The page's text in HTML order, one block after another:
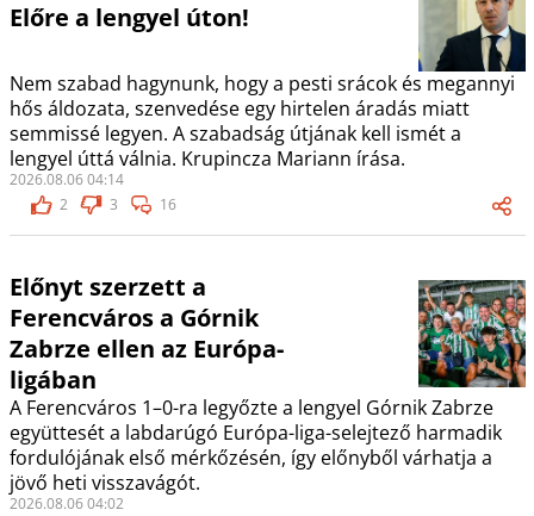
Előre a lengyel úton!
Nem szabad hagynunk, hogy a pesti srácok és megannyi
hős áldozata, szenvedése egy hirtelen áradás miatt
semmissé legyen. A szabadság útjának kell ismét a
lengyel úttá válnia. Krupincza Mariann írása.
2026.08.06 04:14
2
3 16
Előnyt szerzett a
Ferencváros a Górnik
Zabrze ellen az Európa-
ligában
A Ferencváros 1–0-ra legyőzte a lengyel Górnik Zabrze
együttesét a labdarúgó Európa-liga-selejtező harmadik
fordulójának első mérkőzésén, így előnyből várhatja a
jövő heti visszavágót.
2026.08.06 04:02